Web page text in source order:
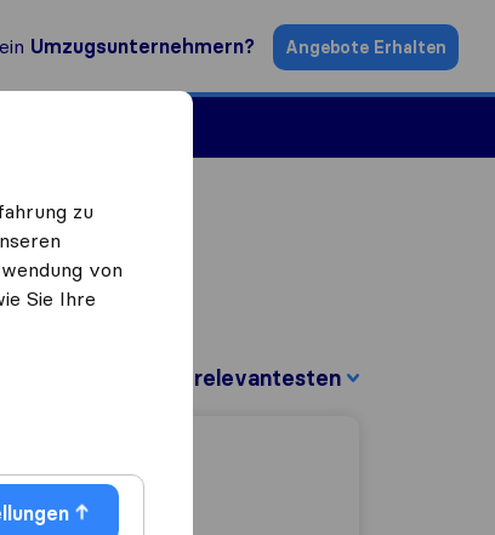
Umzugsunternehmern? Angebote Erhalten
zu
von
Sie Ihre